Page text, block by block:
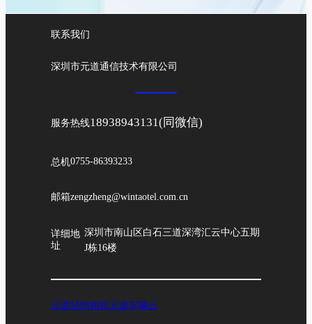
联系我们
深圳市元道通信技术有限公司
服务热线18938943131(同微信)
总机0755-86393233
邮箱zengzheng@wintaotel.com.cn
详细地
址
深圳市南山区白石三道深湾汇云中心五期
J栋16楼
元道经纬相机元道车辆云